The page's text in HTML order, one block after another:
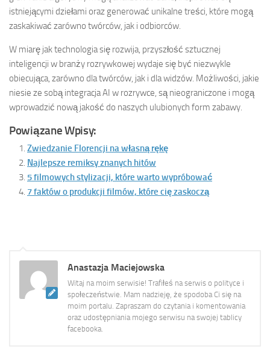
istniejącymi dziełami oraz generować unikalne treści, które mogą
zaskakiwać zarówno twórców, jak i odbiorców.
W miarę jak technologia się rozwija, przyszłość sztucznej
inteligencji w branży rozrywkowej wydaje się być niezwykle
obiecująca, zarówno dla twórców, jak i dla widzów. Możliwości, jakie
niesie ze sobą integracja AI w rozrywce, są nieograniczone i mogą
wprowadzić nową jakość do naszych ulubionych form zabawy.
Powiązane Wpisy:
Zwiedzanie Florencji na własną rękę
Najlepsze remiksy znanych hitów
5 filmowych stylizacji, które warto wypróbować
7 faktów o produkcji filmów, które cię zaskoczą
Anastazja Maciejowska
Witaj na moim serwisie! Trafiłeś na serwis o polityce i
społeczeństwie. Mam nadzieję, że spodoba Ci się na
moim portalu. Zapraszam do czytania i komentowania
oraz udostępniania mojego serwisu na swojej tablicy
facebooka.